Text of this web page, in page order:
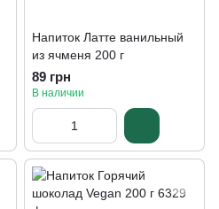
Напиток Латте ванильный
из ячменя 200 г
89 грн
В наличии